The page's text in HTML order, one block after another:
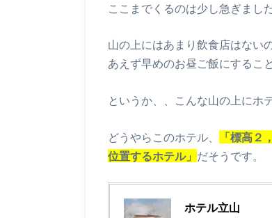
ここまでくるのは少し急ぎまし
山の上にはあまり飲食店はない
あえず早めのお昼ご飯にするこ
というか、、こんな山の上にホ
どうやらこのホテル、
「標高
位置するホテル」 だそうです。
ホテル立山